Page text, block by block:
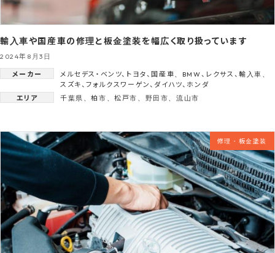
輸入車や国産車の修理と板金塗装を幅広く取り扱っています
2024年8月3日
メーカー メルセデス・ベンツ、 トヨタ、国産車、 BMW、 レクサス 、輸入車 、
スズキ、フォルクスワーゲン、 ダイハツ、 ホンダ
エリア
千葉県 、柏市 、松戸市 、 野田市、流山市
修理・板金塗装